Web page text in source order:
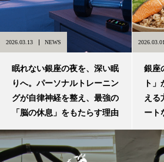
2026.03.13 NEWS
眠れない銀座の夜を、深い眠
りへ。パーソナルトレーニン
グが自律神経を整え、最強の
「脳の休息」をもたらす理由
2026.03.01
銀座
ト
える
ート